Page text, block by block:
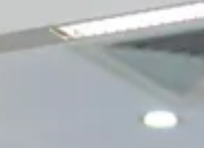
Найти ближайший офис
О нас